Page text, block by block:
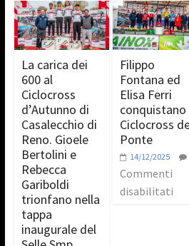
La carica dei
600 al
Ciclocross
d’Autunno di
Casalecchio di
Reno. Gioele
Bertolini e
Rebecca
Gariboldi
trionfano nella
tappa
inaugurale del
Filippo
Fontana ed
Elisa Ferri
conquistano
Ciclocross
Ponte
14/12/2025
Commenti
disabilitati